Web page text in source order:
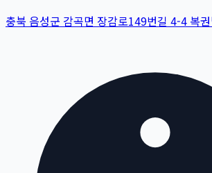
충북 음성군 감곡면 장감로149번길 4-4 복